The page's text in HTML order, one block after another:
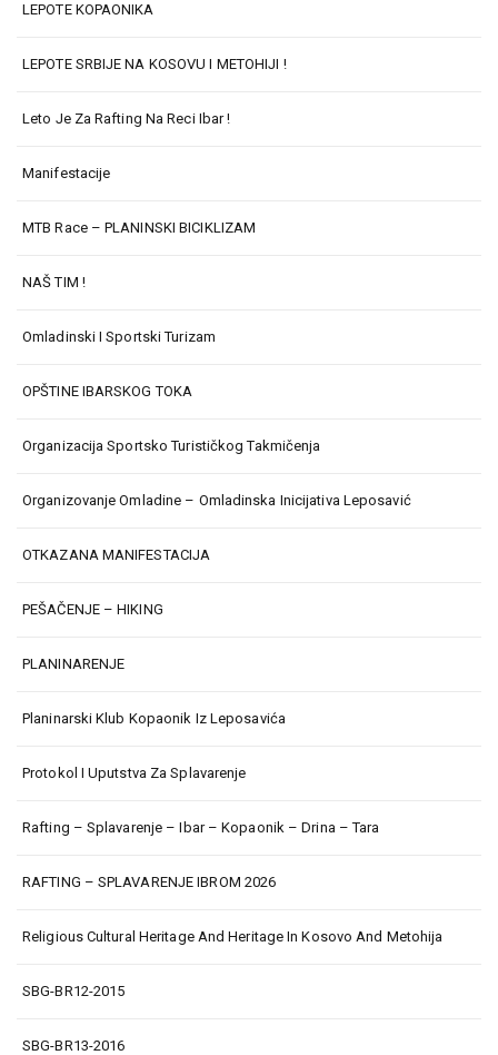
LEPOTE KOPAONIKA
LEPOTE SRBIJE NA KOSOVU I METOHIJI !
Leto Je Za Rafting Na Reci Ibar !
Manifestacije
MTB Race – PLANINSKI BICIKLIZAM
NAŠ TIM !
Omladinski I Sportski Turizam
OPŠTINE IBARSKOG TOKA
Organizacija Sportsko Turističkog Takmičenja
Organizovanje Omladine – Omladinska Inicijativa Leposavić
OTKAZANA MANIFESTACIJA
PEŠAČENJE – HIKING
PLANINARENJE
Planinarski Klub Kopaonik Iz Leposavića
Protokol I Uputstva Za Splavarenje
Rafting – Splavarenje – Ibar – Kopaonik – Drina – Tara
RAFTING – SPLAVARENJE IBROM 2026
Religious Cultural Heritage And Heritage In Kosovo And Metohija
SBG-BR12-2015
SBG-BR13-2016